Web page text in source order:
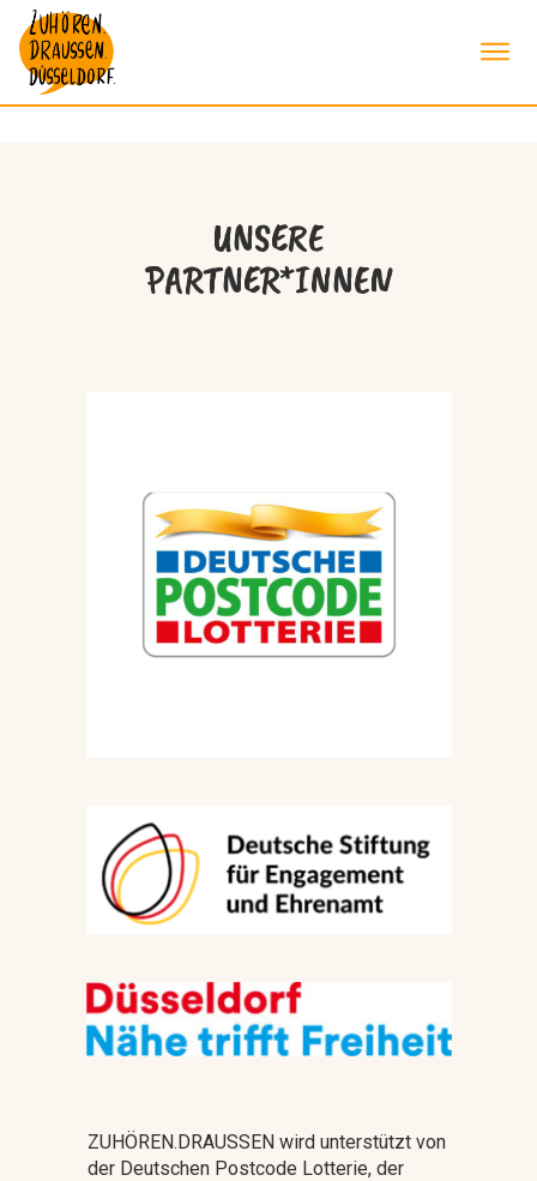
UNSERE
PARTNER*INNEN
ZUHÖREN.DRAUSSEN wird unterstützt von
der Deutschen Postcode Lotterie, der